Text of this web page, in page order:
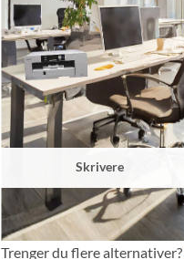
Skrivere
Trenger du flere alternativer?